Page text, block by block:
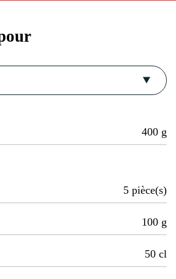
400 g
5 pièce(s)
100 g
50 cl